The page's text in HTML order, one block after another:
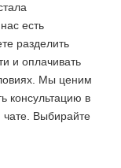
есть
разделить
и оплачивать
Мы ценим
консультацию в
Выбирайте